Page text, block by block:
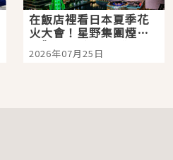
在飯店裡看日本夏季花
火大會！星野集團煙火
景觀飯店6選，讓你不用
人擠人悠閒欣賞
2026年07月25日